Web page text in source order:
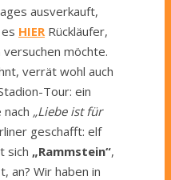
ausverkauft,
HIER Rückläufer,
möchte.
verrät wohl auch
Tour: ein
nach „Liebe ist für
geschafft: elf
sich „Rammstein“,
an? Wir haben in